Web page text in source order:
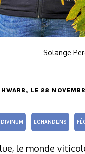
Solange
, LE 28
DIVINUM ECHANDENS
le monde